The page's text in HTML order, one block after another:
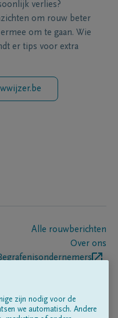
verlies?
om rouw beter
om te gaan. Wie
er tips voor extra
Alle rouwberichten
Over ons
zijn nodig voor de
we automatisch. Andere